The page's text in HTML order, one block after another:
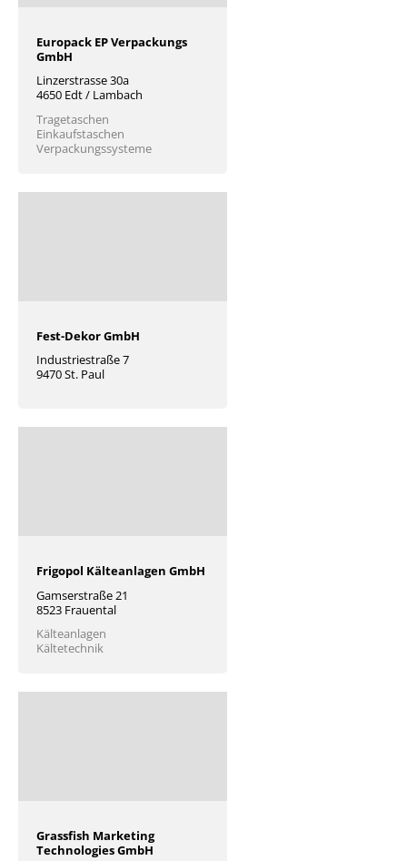
Europack EP Verpackungs
GmbH
Linzerstrasse 30a
4650 Edt / Lambach
Tragetaschen
Einkaufstaschen
Verpackungssysteme
Fest-Dekor GmbH
Industriestraße 7
9470 St. Paul
Frigopol Kälteanlagen GmbH
Gamserstraße 21
8523 Frauental
Kälteanlagen
Kältetechnik
Grassfish Marketing
Technologies GmbH